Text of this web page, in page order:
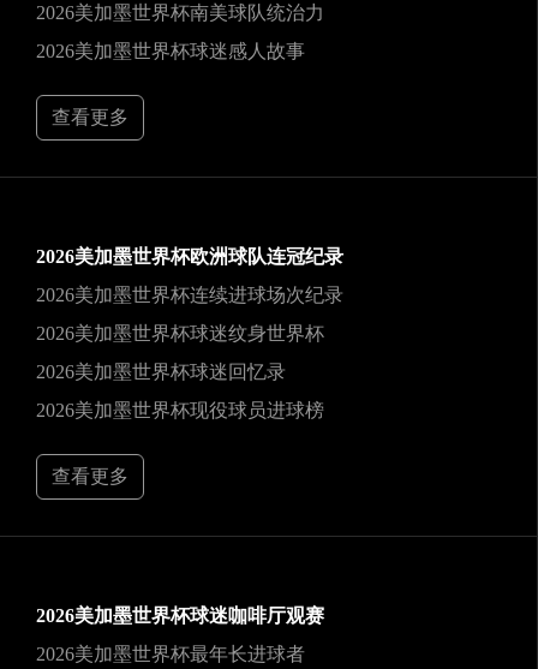
2026美加墨世界杯南美球队统治力
2026美加墨世界杯球迷感人故事
查看更多
2026美加墨世界杯欧洲球队连冠纪录
2026美加墨世界杯连续进球场次纪录
2026美加墨世界杯球迷纹身世界杯
2026美加墨世界杯球迷回忆录
2026美加墨世界杯现役球员进球榜
查看更多
2026美加墨世界杯球迷咖啡厅观赛
2026美加墨世界杯最年长进球者